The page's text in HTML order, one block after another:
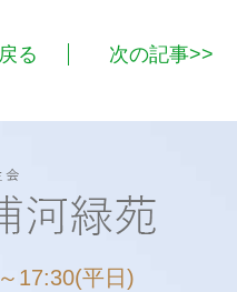
る 次の記事>>
17:30(平日)